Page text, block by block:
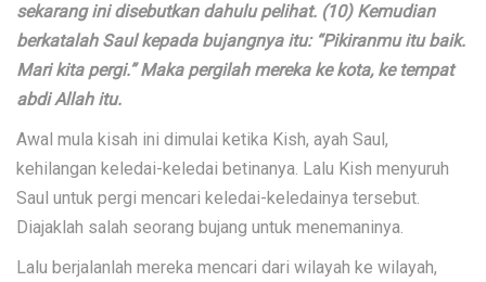
sekarang ini disebutkan dahulu pelihat. (10) Kemudian
berkatalah Saul kepada bujangnya itu: “Pikiranmu itu baik.
Mari kita pergi.” Maka pergilah mereka ke kota, ke tempat
abdi Allah itu.
Awal mula kisah ini dimulai ketika Kish, ayah Saul,
kehilangan keledai-keledai betinanya. Lalu Kish menyuruh
Saul untuk pergi mencari keledai-keledainya tersebut.
Diajaklah salah seorang bujang untuk menemaninya.
Lalu berjalanlah mereka mencari dari wilayah ke wilayah,